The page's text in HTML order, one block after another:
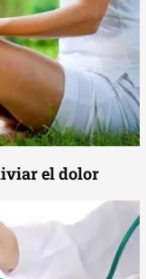
el dolor